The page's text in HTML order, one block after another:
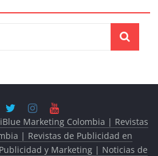
Marketing Colombia | Revistas
| Revistas de Publicidad en
y Marketing | Noticias de